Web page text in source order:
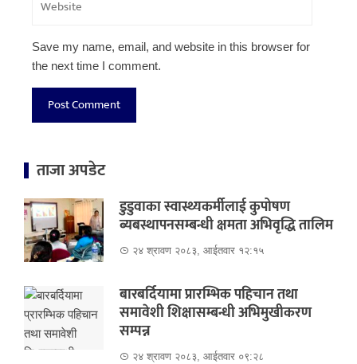
Save my name, email, and website in this browser for
the next time I comment.
ताजा अपडेट
डुडुवाका स्वास्थ्यकर्मीलाई कुपोषण
ब्यबस्थापनसम्बन्धी क्षमता अभिवृद्धि तालिम
२४ श्रावण २०८३, आईतवार १२:१५
बारबर्दियामा प्रारम्भिक पहिचान तथा
समावेशी शिक्षासम्बन्धी अभिमुखीकरण
सम्पन्न
२४ श्रावण २०८३, आईतवार ०९:२८